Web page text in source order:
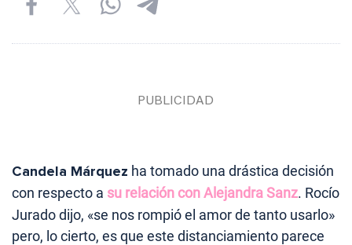
Candela Márquez ha tomado una drástica decisión
con respecto a su relación con Alejandra Sanz. Rocío
Jurado dijo, «se nos rompió el amor de tanto usarlo»
pero, lo cierto, es que este distanciamiento parece